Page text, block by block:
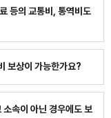
등의 교통비, 통역비도
보상이 가능한가요?
속이 아닌 경우에도 보